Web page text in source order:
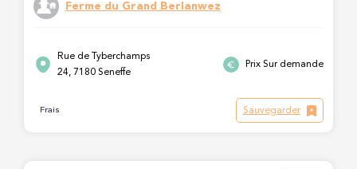
Ferme du Grand Berlanwez
Rue de Tyberchamps
24, 7180 Seneffe
Prix Sur demande
Frais Sauvegarder